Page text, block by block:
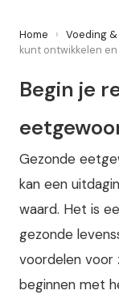
Home › Voeding
kunt ontwikkelen
Begin je
Gezonde
kan een
waard. Het is
gezonde
voordelen voor
beginnen met